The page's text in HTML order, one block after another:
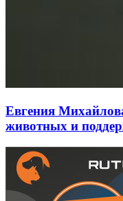
Евгения
животных и